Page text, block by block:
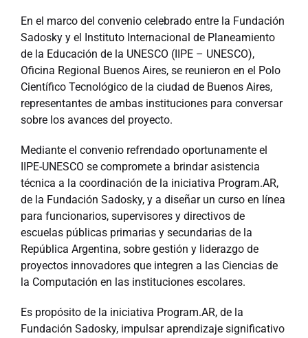
En el marco del convenio celebrado entre la Fundación
Sadosky y el Instituto Internacional de Planeamiento
de la Educación de la UNESCO (IIPE – UNESCO),
Oficina Regional Buenos Aires, se reunieron en el Polo
Científico Tecnológico de la ciudad de Buenos Aires,
representantes de ambas instituciones para conversar
sobre los avances del proyecto.
Mediante el convenio refrendado oportunamente el
IIPE-UNESCO se compromete a brindar asistencia
técnica a la coordinación de la iniciativa Program.AR,
de la Fundación Sadosky, y a diseñar un curso en línea
para funcionarios, supervisores y directivos de
escuelas públicas primarias y secundarias de la
República Argentina, sobre gestión y liderazgo de
proyectos innovadores que integren a las Ciencias de
la Computación en las instituciones escolares.
Es propósito de la iniciativa Program.AR, de la
Fundación Sadosky, impulsar aprendizaje significativo